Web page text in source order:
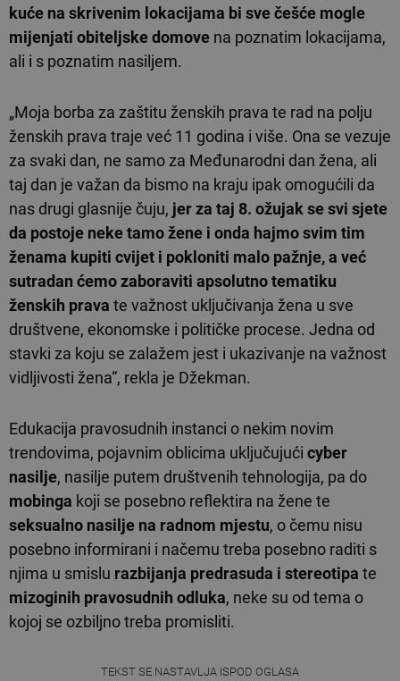
kuće na skrivenim lokacijama bi sve češće mogle
mijenjati obiteljske domove na poznatim lokacijama,
ali i s poznatim nasiljem.
„Moja borba za zaštitu ženskih prava te rad na polju
ženskih prava traje već 11 godina i više. Ona se vezuje
za svaki dan, ne samo za Međunarodni dan žena, ali
taj dan je važan da bismo na kraju ipak omogućili da
nas drugi glasnije čuju, jer za taj 8. ožujak se svi sjete
da postoje neke tamo žene i onda hajmo svim tim
ženama kupiti cvijet i pokloniti malo pažnje, a već
sutradan ćemo zaboraviti apsolutno tematiku
ženskih prava te važnost uključivanja žena u sve
društvene, ekonomske i političke procese. Jedna od
stavki za koju se zalažem jest i ukazivanje na važnost
vidljivosti žena“, rekla je Džekman.
Edukacija pravosudnih instanci o nekim novim
trendovima, pojavnim oblicima uključujući cyber
nasilje, nasilje putem društvenih tehnologija, pa do
mobinga koji se posebno reflektira na žene te
seksualno nasilje na radnom mjestu, o čemu nisu
posebno informirani i načemu treba posebno raditi s
njima u smislu razbijanja predrasuda i stereotipa te
mizoginih pravosudnih odluka, neke su od tema o
kojoj se ozbiljno treba promisliti.
TEKST SE NASTAVLJA ISPOD OGLASA